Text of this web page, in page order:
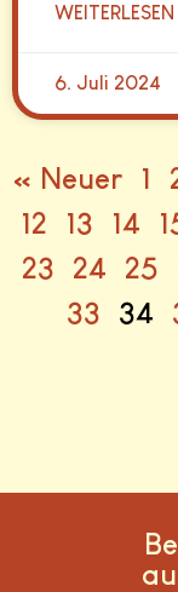
6. Juli 2024
« Neuer 1
12
13 14
23
24 25
33
34